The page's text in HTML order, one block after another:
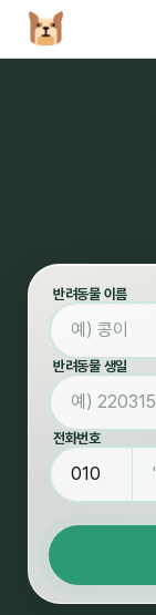
반려동물 이름
반려동물 생일
전화번호